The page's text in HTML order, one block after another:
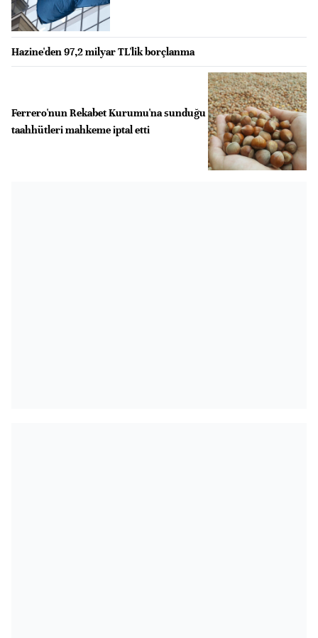
Hazine'den 97,2 milyar TL'lik borçlanma
Ferrero'nun Rekabet Kurumu'na sunduğu
taahhütleri mahkeme iptal etti